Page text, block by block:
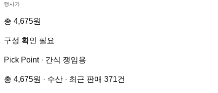
행사가
총 4,675원
구성 확인 필요
Pick Point · 간식 쟁임용
총 4,675원 · 수산 · 최근 판매 371건